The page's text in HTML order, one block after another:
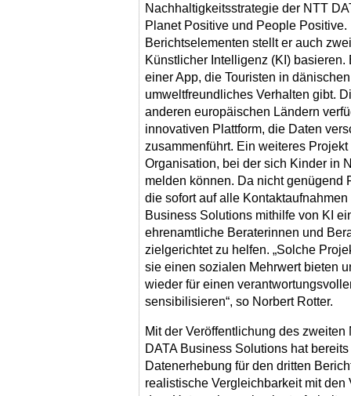
Nachhaltigkeitsstrategie der NTT
Planet Positive und People
Berichtselementen stellt er auch
Künstlicher Intelligenz (KI)
einer App, die Touristen in
umweltfreundliches Verhalten gibt.
anderen europäischen Ländern
innovativen Plattform, die Daten
zusammenführt. Ein weiteres
Organisation, bei der sich Kinder in
melden können. Da nicht genügend
die sofort auf alle
Business Solutions mithilfe von KI
ehrenamtliche Beraterinnen und
zielgerichtet zu helfen. „Solche
sie einen sozialen Mehrwert bieten
wieder für einen
sensibilisieren“, so Norbert Rotter.
Mit der Veröffentlichung des
DATA Business Solutions hat
Datenerhebung für den dritten
realistische Vergleichbarkeit mit